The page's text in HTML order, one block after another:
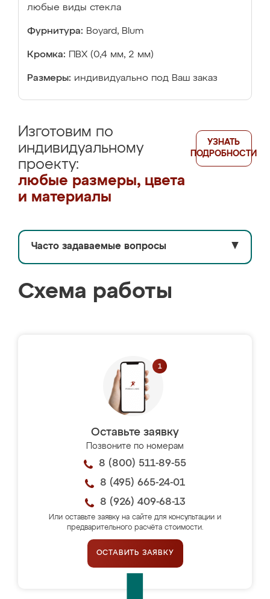
любые виды стекла
Фурнитура: Boyard, Blum
Кромка: ПВХ (0,4 мм, 2 мм)
Размеры: индивидуально под Ваш заказ
Изготовим по
индивидуальному
проекту:
любые размеры, цвета
и материалы
УЗНАТЬ
ПОДРОБНОСТИ
Часто задаваемые вопросы ▼
Схема работы
Оставьте заявку
Позвоните по номерам
8 (800) 511-89-55
8 (495) 665-24-01
8 (926) 409-68-13
Или оставьте заявку на сайте для консультации и
предварительного расчёта стоимости.
ОСТАВИТЬ ЗАЯВКУ